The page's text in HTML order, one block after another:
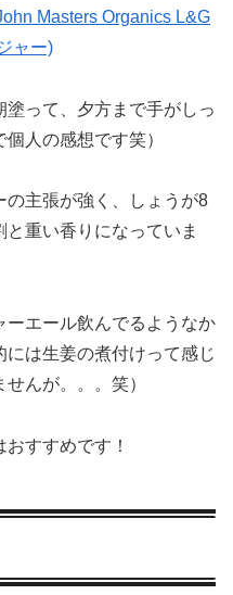
Masters Organics L&G
ャー)
って、夕方まで手がしっ
人の感想です笑）
の主張が強く、しょうが8
重い香りになっていま
エール飲んでるようなか
は生姜の煮付けって感じ
んが。。。笑）
すすめです！